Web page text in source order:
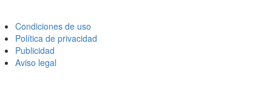
Condiciones de uso
Política de privacidad
Publicidad
Aviso legal